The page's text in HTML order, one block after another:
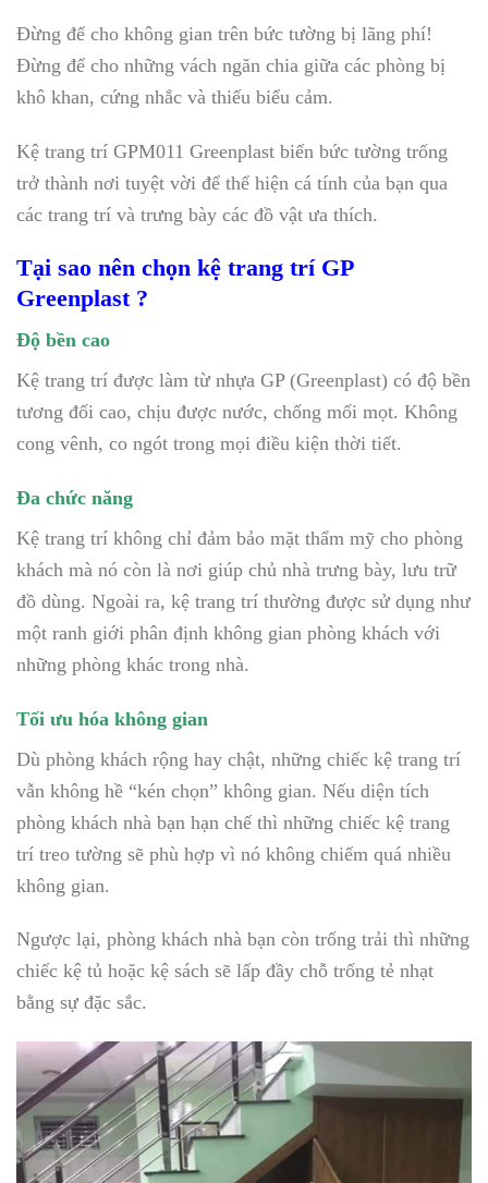
Đừng để cho không gian trên bức tường bị lãng phí!
Đừng để cho những vách ngăn chia giữa các phòng bị
khô khan, cứng nhắc và thiếu biểu cảm.
Kệ trang trí GPM011 Greenplast biến bức tường trống
trở thành nơi tuyệt vời để thể hiện cá tính của bạn qua
các trang trí và trưng bày các đồ vật ưa thích.
Tại sao nên chọn kệ trang trí GP
Greenplast ?
Độ bền cao
Kệ trang trí được làm từ nhựa GP (Greenplast) có độ bền
tương đối cao, chịu được nước, chống mối mọt. Không
cong vênh, co ngót trong mọi điều kiện thời tiết.
Đa chức năng
Kệ trang trí không chỉ đảm bảo mặt thẩm mỹ cho phòng
khách mà nó còn là nơi giúp chủ nhà trưng bày, lưu trữ
đồ dùng. Ngoài ra, kệ trang trí thường được sử dụng như
một ranh giới phân định không gian phòng khách với
những phòng khác trong nhà.
Tối ưu hóa không gian
Dù phòng khách rộng hay chật, những chiếc kệ trang trí
vẫn không hề “kén chọn” không gian. Nếu diện tích
phòng khách nhà bạn hạn chế thì những chiếc kệ trang
trí treo tường sẽ phù hợp vì nó không chiếm quá nhiều
không gian.
Ngược lại, phòng khách nhà bạn còn trống trải thì những
chiếc kệ tủ hoặc kệ sách sẽ lấp đầy chỗ trống tẻ nhạt
bằng sự đặc sắc.